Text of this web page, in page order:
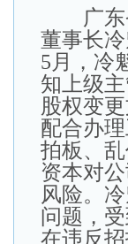
广东省
董事长
5月，冷
知上级
股权变
配合办
拍板、
资本对
风险。
问题，
在违反